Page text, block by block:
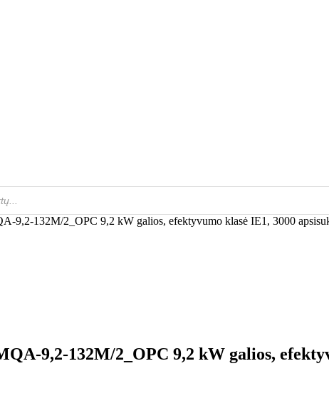
9,2-132M/2_OPC 9,2 kW galios, efektyvumo klasė IE1, 3000
9,2-132M/2_OPC 9,2 kW galios,